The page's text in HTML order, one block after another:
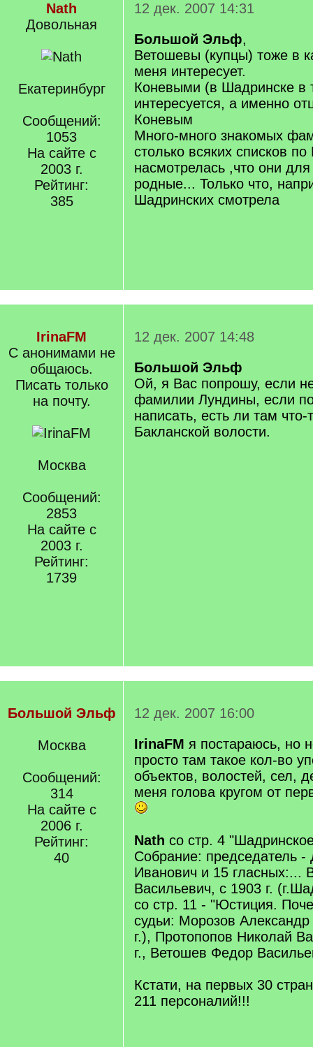
Nath
Довольная
Екатеринбург
Сообщений:
1053
На сайте с
2003 г.
Рейтинг:
385
12 дек. 2007 14:31
Большой Эльф,
Ветошевы (купцы) тоже в
меня интересует.
Коневыми (в Шадринске в
интересуется, а именно
Коневым
Много-много знакомых
столько всяких списков
насмотрелась ,что они
родные... Только что,
Шадринских смотрела
IrinaFM
С анонимами не
общаюсь.
Писать только
на почту.
Москва
Сообщений:
2853
На сайте с
2003 г.
Рейтинг:
1739
12 дек. 2007 14:48
Большой Эльф
Ой, я Вас попрошу, если
фамилии Лундины, если
написать, есть ли там
Бакланской волости.
Большой Эльф
Москва
Сообщений:
314
На сайте с
2006 г.
Рейтинг:
40
12 дек. 2007 16:00
IrinaFM я постараюсь, но
просто там такое кол-во
объектов, волостей, сел,
меня голова кругом от
Nath со стр. 4
Собрание: председатель -
Иванович и 15 гласных:...
Васильевич, с 1903 г.
со стр. 11 - "Юстиция.
судьи: Морозов
г.), Протопопов Николай
г., Ветошев Федор
Кстати, на первых 30
211 персоналий!!!